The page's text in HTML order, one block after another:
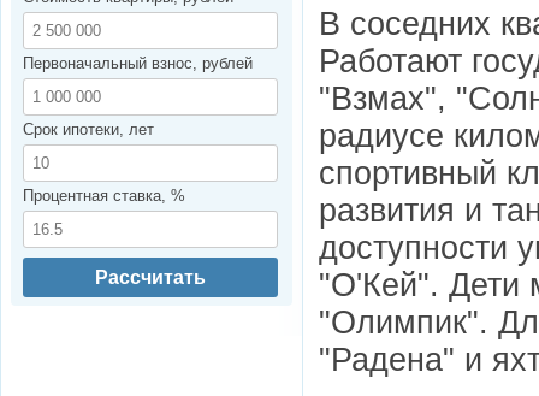
В соседних
Работают
"Взмах",
радиусе
спортивный
развития и
доступности
"О'Кей". Дети
"Oлимпик".
"Радена" и
Первоначальный взнос, рублей
Срок ипотеки, лет
Процентная ставка, %
Рассчитать